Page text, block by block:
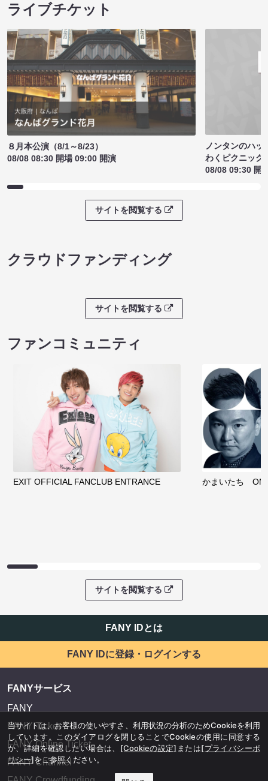
ライブチケット
８月本公演（8/1～8/23）
08/08 08:30 開場 09:00 開演
ノンタンのハッ
わくピクニック
08/08 09:30 開
サイトを閲覧する
クラウドファンディング
サイトを閲覧する
ファンコミュニティ
EXIT OFFICIAL FANCLUB ENTRANCE かまいたち
サイトを閲覧する
FANY IDとは
FANY IDに登録・ログインする
FANYサービス
FANY
FANY Ticket
FANY Online Ticket
FANY Channel
当サイトは、お客様の使いやすさ、利用状況の分析のためCookieを利用
しています。このダイアログを閉じることでCookieの使用に同意する
か、詳細を確認したい場合は、 [Cookieの設定] または[プライバシーポ
リシー]をご参照ください。